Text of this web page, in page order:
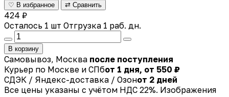
♡ В избранное ⇄ Сравнить
424 ₽
Осталось 1 шт Отгрузка 1 раб. дн.
В корзину
Самовывоз, Москва после поступления
Курьер по Москве и СПбот 1 дня, от 550 ₽
СДЭК / Яндекс-доставка / Озонот 2 дней
Все цены указаны с учётом НДС 22%. Изображения